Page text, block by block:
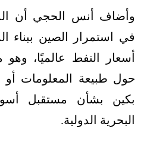
وأضاف أنس الحجي أن
في استمرار الصين ببناء
أسعار النفط عالميًا،
حول طبيعة المعلومات أو
بكين بشأن مستقبل
البحرية الدولية.